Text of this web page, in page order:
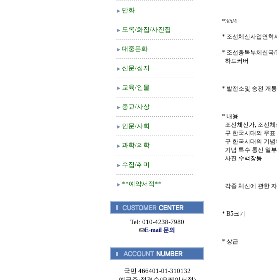
만화
도록/화집/사진집
대중문화
신문/잡지
교육/인물
종교/사상
인문/사회
과학/의학
수집/취미
**예약서적**
Tel: 010-4238-7980
E-mail 문의
국민 466401-01-310132
*3/5/4
* 조선체신사업연혁
* 조선총독부체신국/
하드커버
* 발전소및 송전 개
* 내용
조선체신가, 조선
구 한국시대의 우표
구 한국시대의 기념
기념 특수 통신 일
사진 수백장등
각종 체신에 관한
* B5크기
* 상급